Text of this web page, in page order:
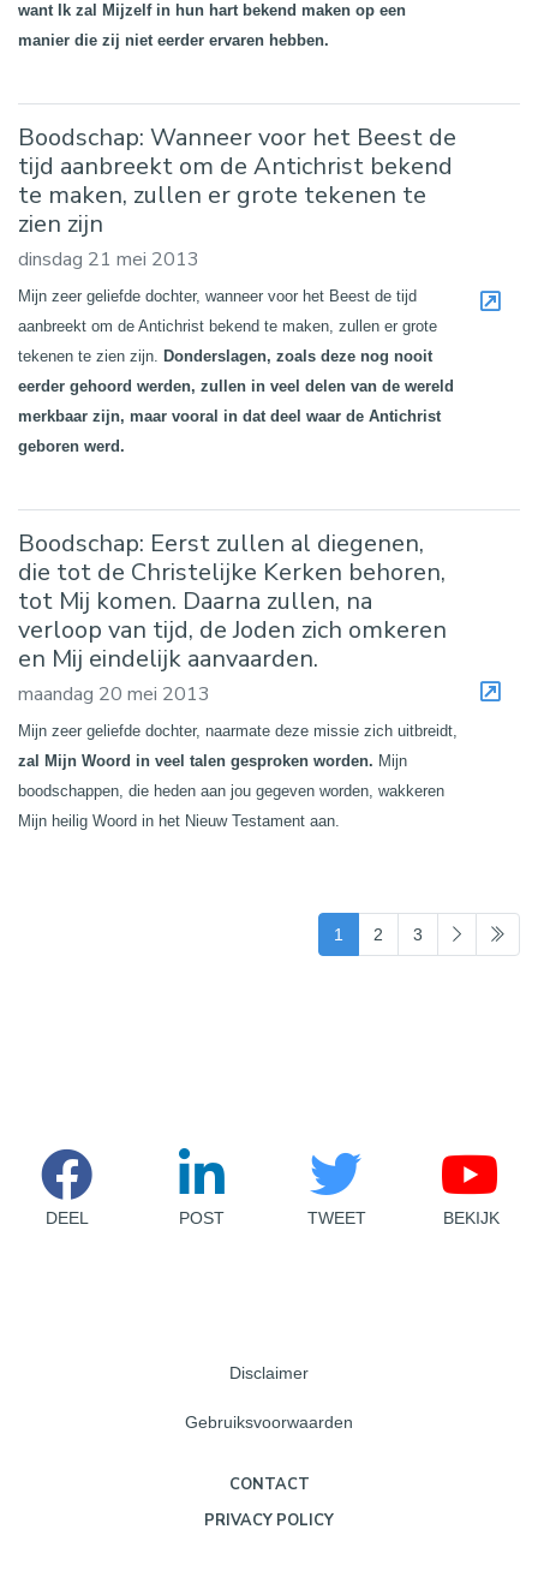
want Ik zal Mijzelf in hun hart bekend maken op een
manier die zij niet eerder ervaren hebben.
Boodschap: Wanneer voor het Beest de
tijd aanbreekt om de Antichrist bekend
te maken, zullen er grote tekenen te
zien zijn
dinsdag 21 mei 2013
Mijn zeer geliefde dochter, wanneer voor het Beest de tijd
aanbreekt om de Antichrist bekend te maken, zullen er grote
tekenen te zien zijn. Donderslagen, zoals deze nog nooit
eerder gehoord werden, zullen in veel delen van de wereld
merkbaar zijn, maar vooral in dat deel waar de Antichrist
geboren werd.
Boodschap: Eerst zullen al diegenen,
die tot de Christelijke Kerken behoren,
tot Mij komen. Daarna zullen, na
verloop van tijd, de Joden zich omkeren
en Mij eindelijk aanvaarden.
maandag 20 mei 2013
Mijn zeer geliefde dochter, naarmate deze missie zich uitbreidt,
zal Mijn Woord in veel talen gesproken worden. Mijn
boodschappen, die heden aan jou gegeven worden, wakkeren
Mijn heilig Woord in het Nieuw Testament aan.
1 (current)
2 3
DEEL POST TWEET BEKIJK
Disclaimer
Gebruiksvoorwaarden
CONTACT
PRIVACY POLICY